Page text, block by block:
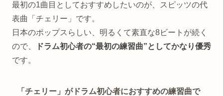
最初の1曲目としておすすめしたいのが、スピッツの代
表曲「チェリー」です。
日本のポップスらしい、明るくて素直な8ビートが続く
ので、
ドラム初心者の“最初の練習曲”としてかなり優秀
です。
「チェリー」がドラム初心者におすすめの練習曲で